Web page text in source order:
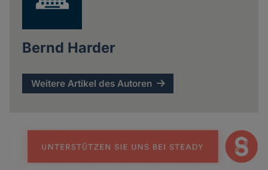
Bernd Harder
Weitere Artikel des Autoren